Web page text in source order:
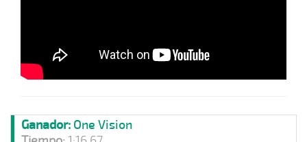
Ganador: One Vision